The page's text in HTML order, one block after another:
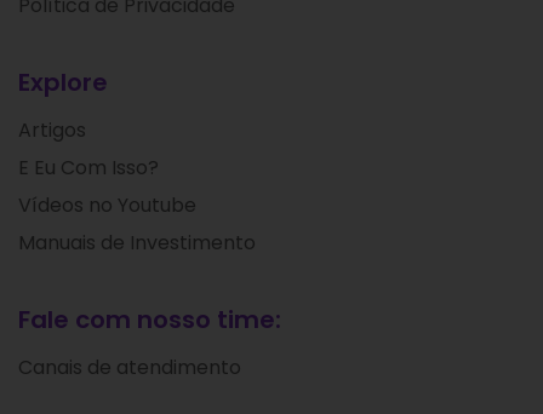
Política de Privacidade
Explore
Artigos
E Eu Com Isso?
Vídeos no Youtube
Manuais de Investimento
Fale com nosso time:
Canais de atendimento